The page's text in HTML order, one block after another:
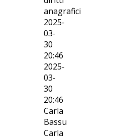
anagrafici
2025-
03-
30
20:46
2025-
03-
30
20:46
Carla
Bassu
Carla